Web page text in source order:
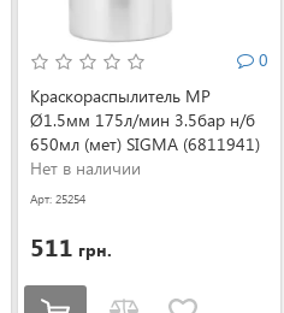
0
Краскораспылитель MP
Ø1.5мм 175л/мин 3.5бар н/б
650мл (мет) SIGMA (6811941)
Нет в наличии
Арт: 25254
511 грн.